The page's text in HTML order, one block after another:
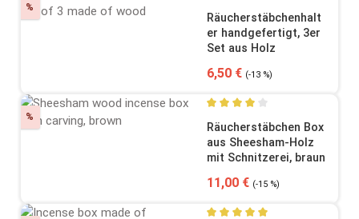
% Rabatt Durchschnittliche
Räucherstäbchenhalt
er handgefertigt, 3er
Set aus Holz
Verkaufspreis:
6,50 € Regulärer Preis:
(-13 %)
% Rabatt Durchschnittliche
Räucherstäbchen Box
aus Sheesham-Holz
mit Schnitzerei, braun
Verkaufspreis:
11,00 € Regulärer Preis:
(-15 %)